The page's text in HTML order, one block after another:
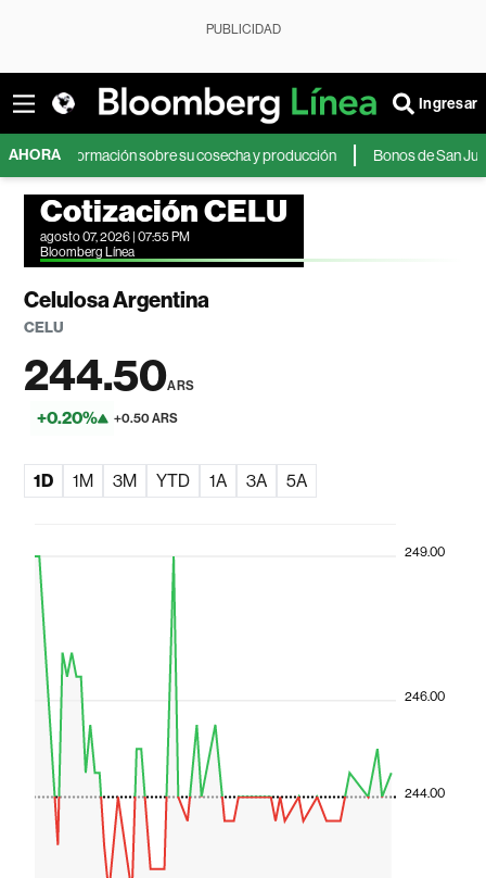
PUBLICIDAD
Ingresar
AHORA sobre su cosecha y producción Bonos de San Juan ganan
Cotización CELU
agosto 07, 2026 | 07:55 PM
Bloomberg Línea
Celulosa Argentina
CELU
244.50ARS
+0.20% +0.50 ARS
1D 1M 3M YTD 1A 3A 5A
244.00
246.00
249.00